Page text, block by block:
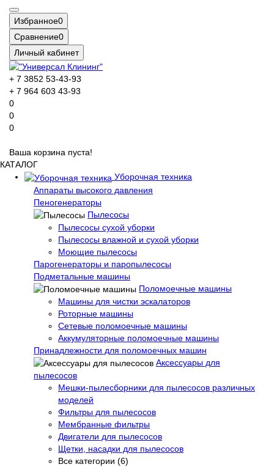
Избранное0
Сравнение0
Личный кабинет
+ 7 3852 53-43-93
+ 7 964 603 43-93
0
0
0
Ваша корзина пуста!
КАТАЛОГ
Уборочная техника
Аппараты высокого давления
Пеногенераторы
Пылесосы
Пылесосы сухой уборки
Пылесосы влажной и сухой уборки
Моющие пылесосы
Парогенераторы и паропылесосы
Подметальные машины
Поломоечные машины
Машины для чистки эскалаторов
Роторные машины
Сетевые поломоечные машины
Аккумуляторные поломоечные машины
Принадлежности для поломоечных машин
Аксессуары для
пылесосов
Мешки-пылесборники для пылесосов различных
моделей
Фильтры для пылесосов
Мембранные фильтры
Двигатели для пылесосов
Щетки, насадки для пылесосов
Все категории (6)